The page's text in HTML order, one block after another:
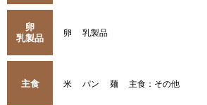
卵
乳製品
卵 乳製品
主食 米 パン 麺 主食：その他